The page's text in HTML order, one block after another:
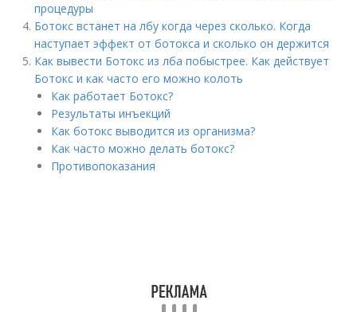
процедуры
Ботокс встанет на лбу когда через сколько. Когда
наступает эффект от ботокса и сколько он держится
Как вывести Ботокс из лба побыстрее. Как действует
Ботокс и как часто его можно колоть
Как работает Ботокс?
Результаты инъекций
Как ботокс выводится из организма?
Как часто можно делать ботокс?
Противопоказания